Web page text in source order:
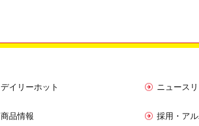
デイリーホット
商品情報
ニュース
採用・ア